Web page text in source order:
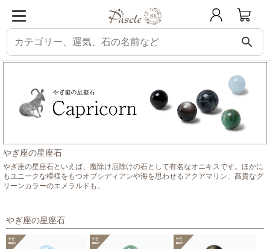
search
パスクル 星座石から選ぶ やぎ座の星座石
やぎ座の星座石
やぎ座の星座石といえば、魔除け厄除けの石として有名なオニキスです。ほかに
もユニークな模様をもつオブシディアンや海を思わせるアクアマリン、高貴なグ
リーンカラーのエメラルドも。
やぎ座の星座石